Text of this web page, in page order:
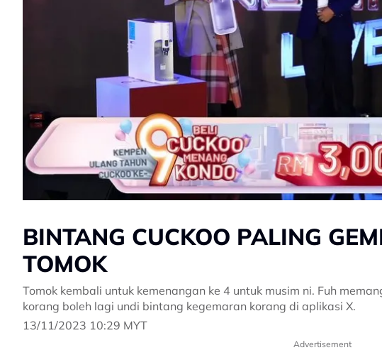
BINTANG CUCKOO PALING
TOMOK
Tomok kembali untuk kemenangan ke 4 untuk musim ni. Fuh
korang boleh lagi undi bintang kegemaran korang di aplikasi X.
13/11/2023 10:29 MYT
Advertisement